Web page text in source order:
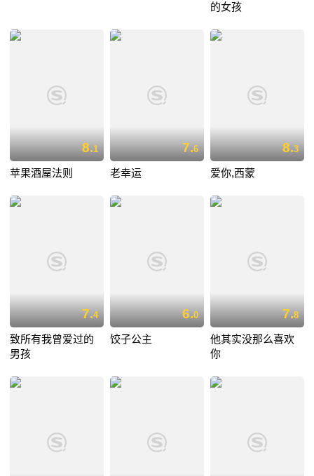
的女孩
8.1
苹果酒屋法则
7.6
老幸运
8.3
爱你,西蒙
7.4
致所有我曾爱过的
男孩
6.0
饺子公主
7.8
他其实没那么喜欢
你